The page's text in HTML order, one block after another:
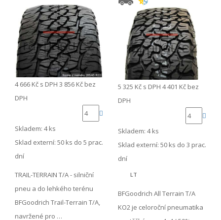
4 666 Kč s DPH 3 856 Kč bez
DPH
Skladem: 4 ks
Sklad externí: 50 ks do 5 prac.
dní
TRAIL-TERRAIN T/A - silniční
pneu a do lehkého terénu
BFGoodrich Trail-Terrain T/A,
navržené pro …
5 325 Kč s DPH 4 401 Kč bez
DPH
Skladem: 4 ks
Sklad externí: 50 ks do 3 prac.
dní
LT
BFGoodrich All Terrain T/A
KO2 je celoroční pneumatika